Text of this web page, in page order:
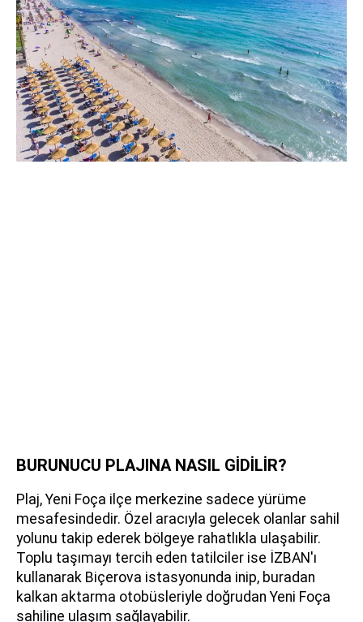
BURUNUCU PLAJINA NASIL GİDİLİR?
Plaj, Yeni Foça ilçe merkezine sadece yürüme
mesafesindedir. Özel aracıyla gelecek olanlar sahil
yolunu takip ederek bölgeye rahatlıkla ulaşabilir.
Toplu taşımayı tercih eden tatilciler ise İZBAN'ı
kullanarak Biçerova istasyonunda inip, buradan
kalkan aktarma otobüsleriyle doğrudan Yeni Foça
sahiline ulaşım sağlayabilir.